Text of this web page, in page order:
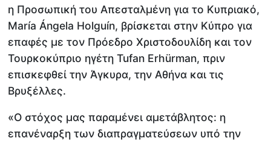
η Προσωπική του Απεσταλμένη για το Κυπριακό,
María Ángela Holguín, βρίσκεται στην Κύπρο για
επαφές με τον Πρόεδρο Χριστοδουλίδη και τον
Τουρκοκύπριο ηγέτη Tufan Erhürman, πριν
επισκεφθεί την Άγκυρα, την Αθήνα και τις
Βρυξέλλες.
«Ο στόχος μας παραμένει αμετάβλητος: η
επανέναρξη των διαπραγματεύσεων υπό την